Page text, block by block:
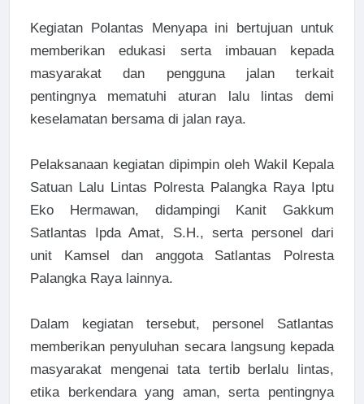
Kegiatan Polantas Menyapa ini bertujuan untuk
memberikan edukasi serta imbauan kepada
masyarakat dan pengguna jalan terkait
pentingnya mematuhi aturan lalu lintas demi
keselamatan bersama di jalan raya.
Pelaksanaan kegiatan dipimpin oleh Wakil Kepala
Satuan Lalu Lintas Polresta Palangka Raya Iptu
Eko Hermawan, didampingi Kanit Gakkum
Satlantas Ipda Amat, S.H., serta personel dari
unit Kamsel dan anggota Satlantas Polresta
Palangka Raya lainnya.
Dalam kegiatan tersebut, personel Satlantas
memberikan penyuluhan secara langsung kepada
masyarakat mengenai tata tertib berlalu lintas,
etika berkendara yang aman, serta pentingnya